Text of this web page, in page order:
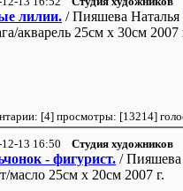
лилии. / Пияшева Наталья
акварель 25см x 30см 2007
[4] просмотры: [13214]
13 16:50 Студия художников
- фигурист. / Пияшева
масло 25см x 20см 2007 г.